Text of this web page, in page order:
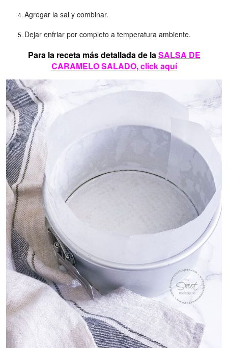
Agregar la sal y combinar.
Dejar enfriar por completo a temperatura ambiente.
Para la receta más detallada de laSALSA DE
CARAMELO SALADO, click aquí